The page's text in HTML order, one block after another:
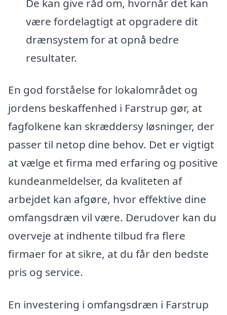
De kan give råd om, hvornår det kan
være fordelagtigt at opgradere dit
drænsystem for at opnå bedre
resultater.
En god forståelse for lokalområdet og
jordens beskaffenhed i Farstrup gør, at
fagfolkene kan skræddersy løsninger, der
passer til netop dine behov. Det er vigtigt
at vælge et firma med erfaring og positive
kundeanmeldelser, da kvaliteten af
arbejdet kan afgøre, hvor effektive dine
omfangsdræn vil være. Derudover kan du
overveje at indhente tilbud fra flere
firmaer for at sikre, at du får den bedste
pris og service.
En investering i omfangsdræn i Farstrup